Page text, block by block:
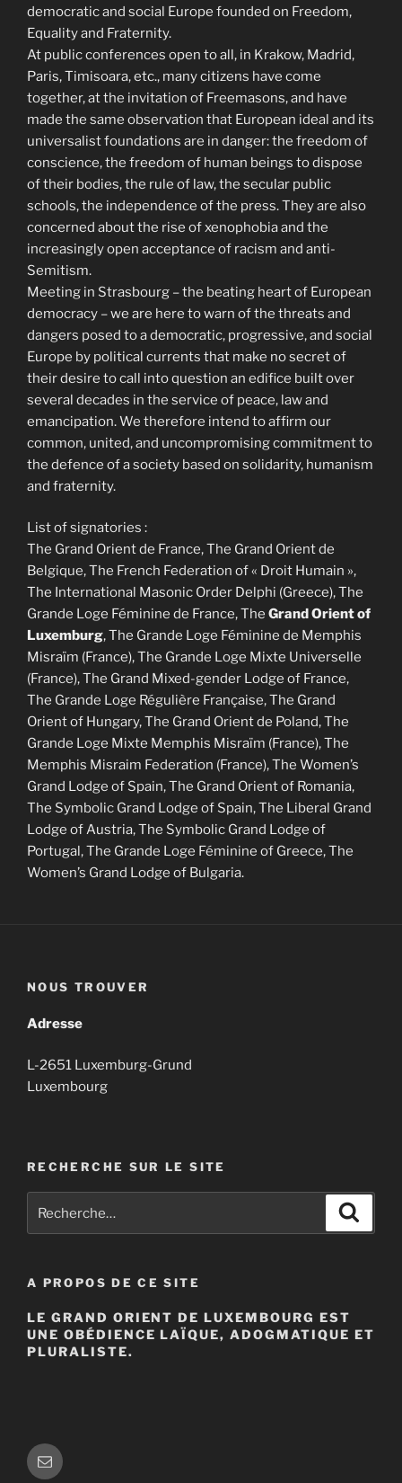
democratic and social Europe founded on Freedom,
Equality and Fraternity.
At public conferences open to all, in Krakow, Madrid,
Paris, Timisoara, etc., many citizens have come
together, at the invitation of Freemasons, and have
made the same observation that European ideal and its
universalist foundations are in danger: the freedom of
conscience, the freedom of human beings to dispose
of their bodies, the rule of law, the secular public
schools, the independence of the press. They are also
concerned about the rise of xenophobia and the
increasingly open acceptance of racism and anti-
Semitism.
Meeting in Strasbourg – the beating heart of European
democracy – we are here to warn of the threats and
dangers posed to a democratic, progressive, and social
Europe by political currents that make no secret of
their desire to call into question an edifice built over
several decades in the service of peace, law and
emancipation. We therefore intend to affirm our
common, united, and uncompromising commitment to
the defence of a society based on solidarity, humanism
and fraternity.
List of signatories :
The Grand Orient de France, The Grand Orient de
Belgique, The French Federation of « Droit Humain »,
The International Masonic Order Delphi (Greece), The
Grande Loge Féminine de France, The Grand Orient of
Luxemburg, The Grande Loge Féminine de Memphis
Misraïm (France), The Grande Loge Mixte Universelle
(France), The Grand Mixed-gender Lodge of France,
The Grande Loge Régulière Française, The Grand
Orient of Hungary, The Grand Orient de Poland, The
Grande Loge Mixte Memphis Misraïm (France), The
Memphis Misraim Federation (France), The Women’s
Grand Lodge of Spain, The Grand Orient of Romania,
The Symbolic Grand Lodge of Spain, The Liberal Grand
Lodge of Austria, The Symbolic Grand Lodge of
Portugal, The Grande Loge Féminine of Greece, The
Women’s Grand Lodge of Bulgaria.
NOUS TROUVER
Adresse
L-2651 Luxemburg-Grund
Luxembourg
RECHERCHE SUR LE SITE
pour
A PROPOS DE CE SITE
LE GRAND ORIENT DE LUXEMBOURG EST
UNE OBÉDIENCE LAÏQUE, ADOGMATIQUE ET
PLURALISTE.
E-
mail